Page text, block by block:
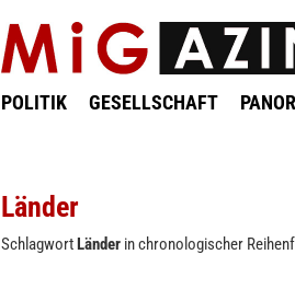
POLITIK GESELLSCHAFT
Länder
SchlagwortLänder in chronologischer